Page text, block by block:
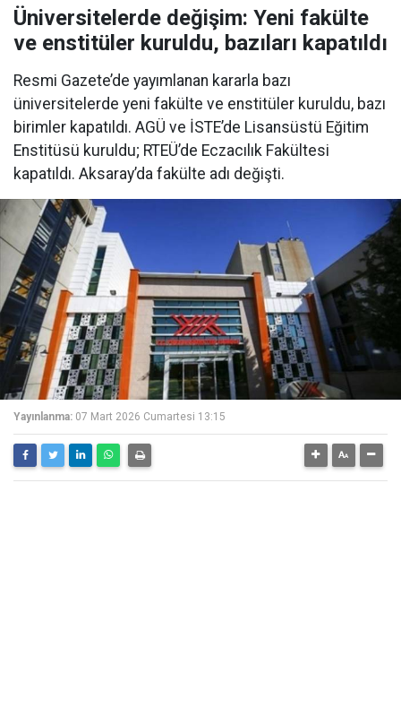
Üniversitelerde değişim: Yeni fakülte
ve enstitüler kuruldu, bazıları kapatıldı
Resmi Gazete’de yayımlanan kararla bazı
üniversitelerde yeni fakülte ve enstitüler kuruldu, bazı
birimler kapatıldı. AGÜ ve İSTE’de Lisansüstü Eğitim
Enstitüsü kuruldu; RTEÜ’de Eczacılık Fakültesi
kapatıldı. Aksaray’da fakülte adı değişti.
Yayınlanma: 07 Mart 2026 Cumartesi 13:15